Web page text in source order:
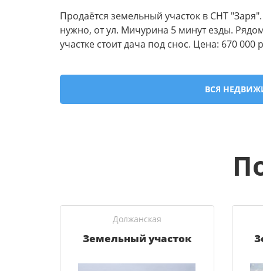
Продаётся земельный участок в СНТ
нужно, от ул. Мичурина 5 минут езды.
участке стоит дача под снос. Цена: 670 000
ВСЯ
Должанская
Земельный участок